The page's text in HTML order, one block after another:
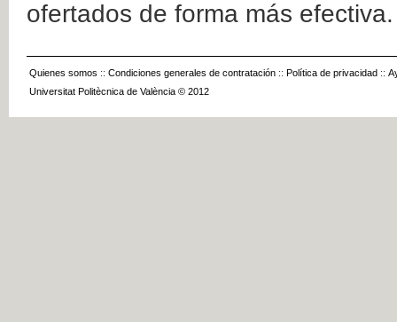
ofertados de forma más efectiva.
Quienes somos :: Condiciones generales de contratación :: Política de privacidad ::
Universitat Politècnica de València © 2012